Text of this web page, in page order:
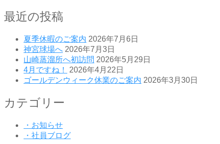
最近の投稿
夏季休暇のご案内 2026年7月6日
神宮球場へ 2026年7月3日
山崎蒸溜所へ初訪問 2026年5月29日
4月ですね！
2026年4月22日
ゴールデンウィーク休業のご案内 2026年3月30日
カテゴリー
・お知らせ
・社員ブログ